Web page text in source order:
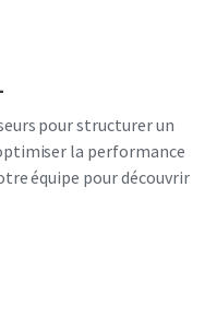
pour structurer un
la performance
équipe pour découvrir